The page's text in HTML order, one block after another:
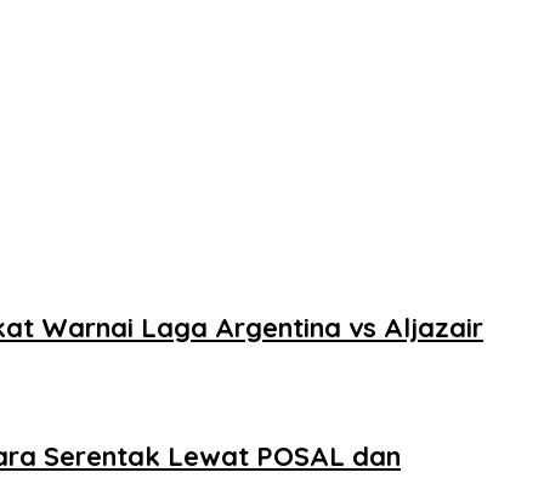
Warnai Laga Argentina vs Aljazair
Serentak Lewat POSAL dan